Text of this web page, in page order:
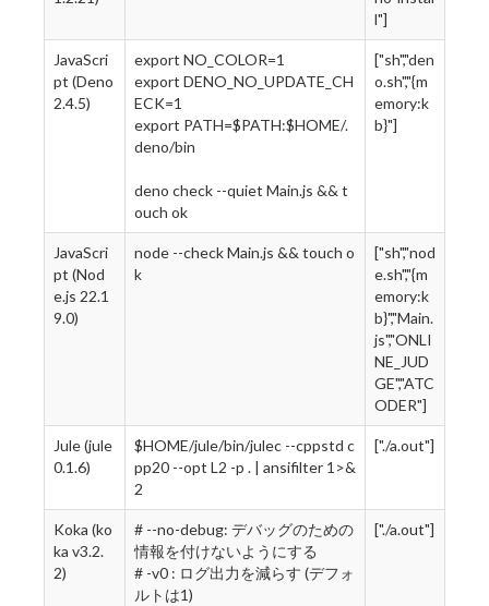
l"]
JavaScri
pt (Deno
2.4.5)
export NO_COLOR=1
export DENO_NO_UPDATE_CH
ECK=1
export PATH=$PATH:$HOME/.
deno/bin
deno check --quiet Main.js && t
ouch ok
["sh","den
o.sh","{m
emory:k
b}"]
JavaScri
pt (Nod
e.js 22.1
9.0)
node --check Main.js && touch o
k
["sh","nod
e.sh","{m
emory:k
b}","Main.
js","ONLI
NE_JUD
GE","ATC
ODER"]
Jule (jule
0.1.6)
$HOME/jule/bin/julec --cppstd c
pp20 --opt L2 -p . | ansifilter 1>&
2
["./a.out"]
Koka (ko
ka v3.2.
2)
# --no-debug: デバッグのための
情報を付けないようにする
# -v0 : ログ出力を減らす (デフォ
ルトは1)
["./a.out"]